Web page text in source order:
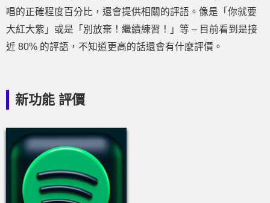
唱的正確程度百分比，還會提供相關的評語。像是「你就要
大紅大紫」或是「別放棄！繼續練習！」等 – 目前看到是接
近 80% 的評語，不知道更高的話還會有什麼評價。
新功能 評價